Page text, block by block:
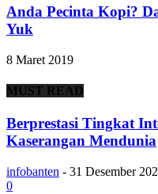
Anda Pecinta Kopi?
Yuk
8 Maret 2019
MUST READ
Berprestasi Tingkat
Kaserangan Mendunia
infobanten - 31 Desember
0